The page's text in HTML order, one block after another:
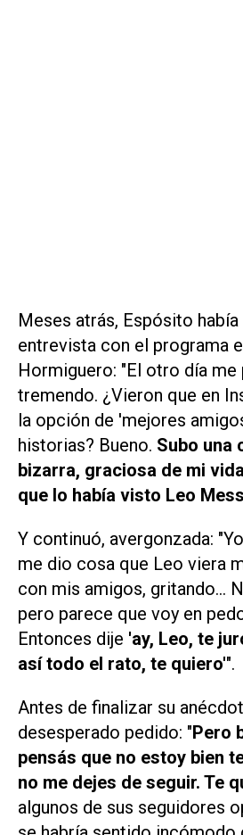
Meses atrás, Espósito
entrevista con el programa
Hormiguero: "El otro día me
tremendo. ¿Vieron que en
la opción de 'mejores
historias? Bueno. Subo una
bizarra, graciosa de mi
que lo había visto Leo
Y continuó, avergonzada:
me dio cosa que Leo viera
con mis amigos, gritando...
pero parece que voy en
Entonces dije 'ay, Leo, te
así todo el rato, te quiero'".
Antes de finalizar su
desesperado pedido: "Pero
pensás que no estoy bien
no me dejes de seguir. Te
algunos de sus seguidores